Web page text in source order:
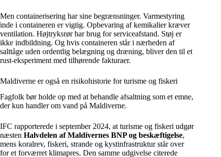
Men containerisering har sine begrænsninger. Varmestyring
inde i containeren er vigtig. Opbevaring af kemikalier kræver
ventilation. Højtryksrør har brug for serviceafstand. Støj er
ikke indbildning. Og hvis containeren står i nærheden af
salttåge uden ordentlig belægning og dræning, bliver den til et
rust-eksperiment med tilhørende fakturaer.
Maldiverne er også en risikohistorie for turisme og fiskeri
Fagfolk bør holde op med at behandle afsaltning som et emne,
der kun handler om vand på Maldiverne.
IFC rapporterede i september 2024, at turisme og fiskeri udgør
næsten Halvdelen af Maldivernes BNP og beskæftigelse,
mens koralrev, fiskeri, strande og kystinfrastruktur står over
for et forværret klimapres. Den samme udgivelse citerede